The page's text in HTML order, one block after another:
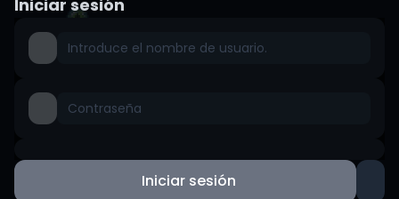
Iniciar sesión
Iniciar sesión